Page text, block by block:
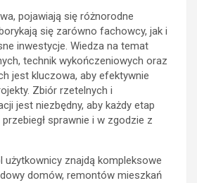
pojawiają się różnorodne
się zarówno fachowcy, jak i
inwestycje. Wiedza na temat
technik wykończeniowych oraz
jest kluczowa, aby efektywnie
Zbiór rzetelnych i
jest niezbędny, aby każdy etap
sprawnie i w zgodzie z
użytkownicy znajdą kompleksowe
domów, remontów mieszkań